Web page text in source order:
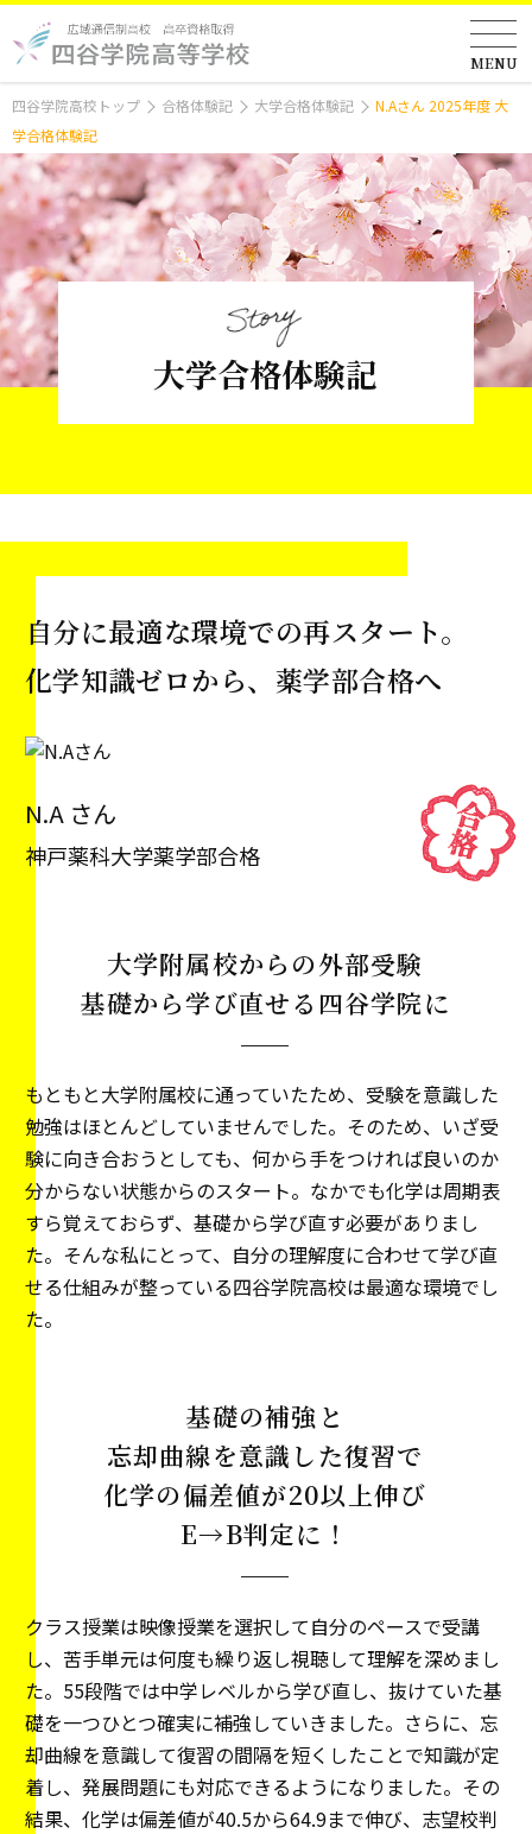
MENU
四谷学院高校トップ 合格体験記 大学合格体験記
N.Aさん 2025年度 大
学合格体験記
大学合格体験記
自分に最適な環境での再スタート。
化学知識ゼロから、薬学部合格へ
N.A さん
神戸薬科大学薬学部合格
大学附属校からの外部受験
基礎から学び直せる四谷学院に
もともと大学附属校に通っていたため、受験を意識した
勉強はほとんどしていませんでした。そのため、いざ受
験に向き合おうとしても、何から手をつければ良いのか
分からない状態からのスタート。なかでも化学は周期表
すら覚えておらず、基礎から学び直す必要がありまし
た。そんな私にとって、自分の理解度に合わせて学び直
せる仕組みが整っている四谷学院高校は最適な環境でし
た。
基礎の補強と
忘却曲線を意識した復習で
化学の偏差値が20以上伸び
E→B判定に！
クラス授業は映像授業を選択して自分のペースで受講
し、苦手単元は何度も繰り返し視聴して理解を深めまし
た。55段階では中学レベルから学び直し、抜けていた基
礎を一つひとつ確実に補強していきました。さらに、忘
却曲線を意識して復習の間隔を短くしたことで知識が定
着し、発展問題にも対応できるようになりました。その
結果、化学は偏差値が40.5から64.9まで伸び、志望校判